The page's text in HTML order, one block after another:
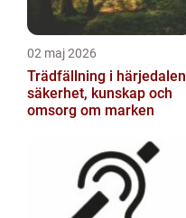
02 maj 2026
Trädfällning i härjedalen
säkerhet, kunskap och
omsorg om marken